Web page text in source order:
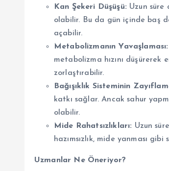
Kan Şekeri Düşüşü: Uzun süre
olabilir. Bu da gün içinde baş
açabilir.
Metabolizmanın Yavaşlaması:
metabolizma hızını düşürerek
zorlaştırabilir.
Bağışıklık Sisteminin
katkı sağlar. Ancak sahur
olabilir.
Mide Rahatsızlıkları: Uzun
hazımsızlık, mide yanması
Uzmanlar Ne Öneriyor?